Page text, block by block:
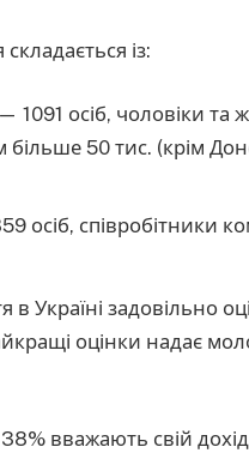
із:
1091 осіб, чоловіки
більше 50 тис. (крім
осіб, співробітники
в Україні задовільно
оцінки надає
38% вважають свій